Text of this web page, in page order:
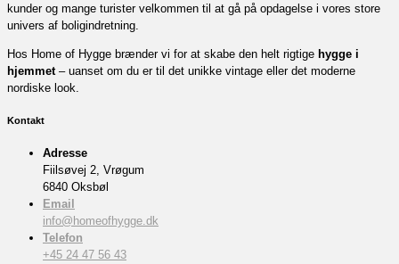
kunder og mange turister velkommen til at gå på opdagelse i vores store
univers af boligindretning.
Hos Home of Hygge brænder vi for at skabe den helt rigtige hygge i
hjemmet – uanset om du er til det unikke vintage eller det moderne
nordiske look.
Kontakt
Adresse
Fiilsøvej 2, Vrøgum
6840 Oksbøl
Email
info@homeofhygge.dk
Telefon
+45 24 47 56 43